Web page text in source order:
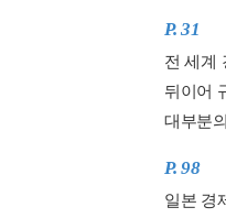
P. 31
전 세계
뒤이어
대부분
P. 98
일본 경